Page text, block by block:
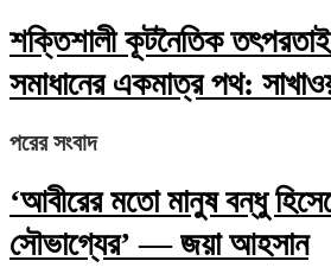
শক্তিশালী কূটনৈতিক তৎপরতাই
সমাধানের একমাত্র পথ:
পরের সংবাদ
‘আবীরের মতো মানুষ বন্ধু
সৌভাগ্যের’ — জয়া আহসান